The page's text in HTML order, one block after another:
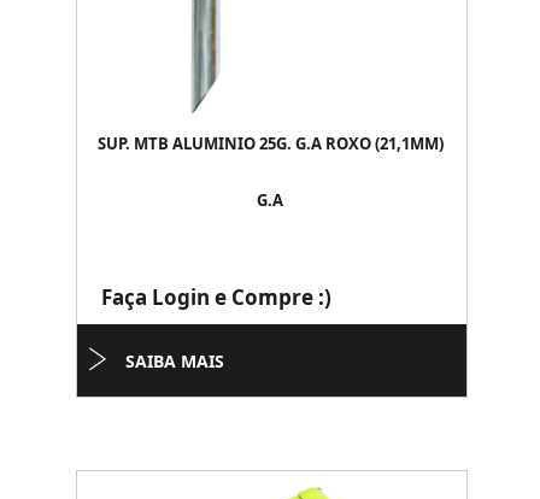
SUP. MTB ALUMINIO 25G. G.A ROXO (21,1MM)
G.A
Faça Login e Compre :)
SAIBA MAIS